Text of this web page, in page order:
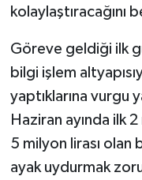
kolaylaştıracağını
Göreve geldiği ilk
bilgi işlem
yaptıklarına vurgu
Haziran ayında ilk
5 milyon lirası olan
ayak uydurmak